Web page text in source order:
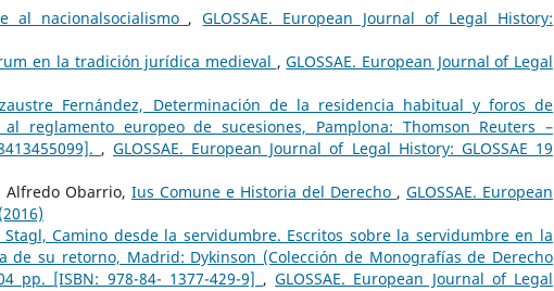
al nacionalsocialismo ,GLOSSAE. European Journal of Legal History:
en la tradición jurídica medieval ,GLOSSAE. European Journal of Legal
Fernández, Determinación de la residencia habitual y foros de
reglamento europeo de sucesiones, Pamplona: Thomson Reuters –
,GLOSSAE. European Journal of Legal History: GLOSSAE 19
Alfredo Obarrio, Ius Comune e Historia del Derecho , GLOSSAE. European
Stagl, Camino desde la servidumbre. Escritos sobre la servidumbre en la
de su retorno, Madrid: Dykinson (Colección de Monografías de Derecho
pp. [ISBN: 978-84- 1377-429-9] ,GLOSSAE. European Journal of Legal